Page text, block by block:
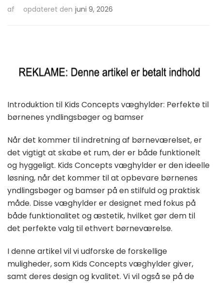
af opdateret den juni 9, 2026
Introduktion til Kids Concepts væghylder: Perfekte til
børnenes yndlingsbøger og bamser
Når det kommer til indretning af børneværelset, er
det vigtigt at skabe et rum, der er både funktionelt
og hyggeligt. Kids Concepts væghylder er den ideelle
løsning, når det kommer til at opbevare børnenes
yndlingsbøger og bamser på en stilfuld og praktisk
måde. Disse væghylder er designet med fokus på
både funktionalitet og æstetik, hvilket gør dem til
det perfekte valg til ethvert børneværelse.
I denne artikel vil vi udforske de forskellige
muligheder, som Kids Concepts væghylder giver,
samt deres design og kvalitet. Vi vil også se på de